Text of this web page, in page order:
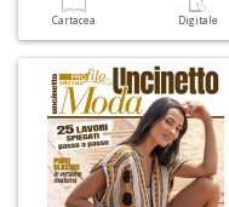
Cartacea Digitale